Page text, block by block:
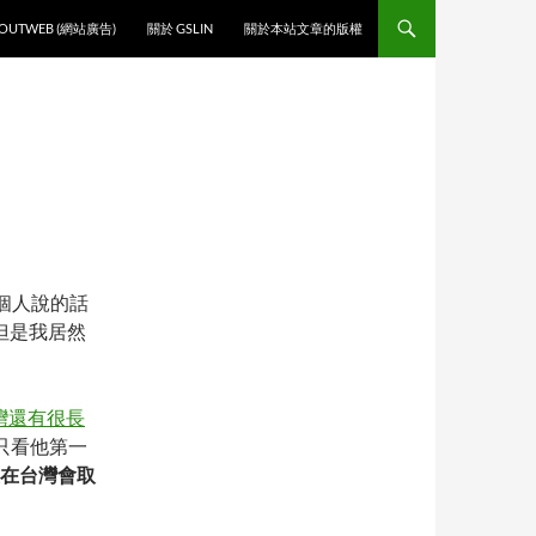
(網站廣告)
關於 GSLIN 關於本站文章的版權
人說的話
是我居然
還有很長
看他第一
台灣會取